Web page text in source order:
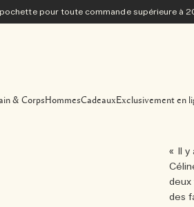
pour toute commande supérieure à
& CorpsHommesCadeaux Exclusivement en
« Il y
deux
des